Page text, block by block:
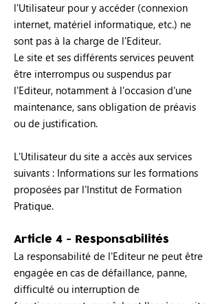
l'Utilisateur pour y accéder (connexion
internet, matériel informatique, etc.) ne
sont pas à la charge de l'Editeur.
Le site et ses différents services peuvent
être interrompus ou suspendus par
l'Editeur, notamment à l'occasion d'une
maintenance, sans obligation de préavis
ou de justification.
L'Utilisateur du site a accès aux services
suivants : Informations sur les formations
proposées par l'Institut de Formation
Pratique.
Article 4 - Responsabilités
La responsabilité de l'Editeur ne peut être
engagée en cas de défaillance, panne,
difficulté ou interruption de